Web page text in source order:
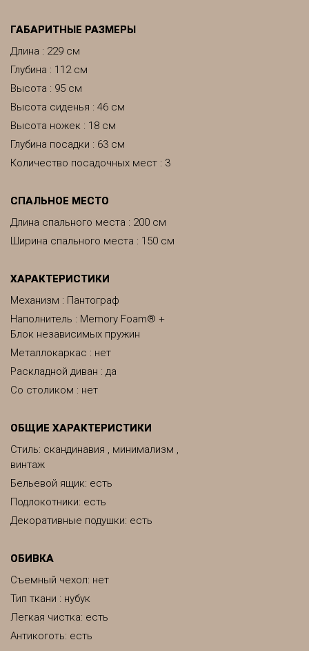
ГАБАРИТНЫЕ РАЗМЕРЫ
Длина : 229 см
Глубина : 112 см
Высота : 95 см
Высота сиденья : 46 см
Высота ножек : 18 см
Глубина посадки : 63 см
Количество посадочных мест : 3
CПАЛЬНОЕ МЕСТО
Длина спального места : 200 см
Ширина спального места : 150 см
ХАРАКТЕРИСТИКИ
Механизм : Пантограф
Наполнитель : Memory Foam® +
Блок независимых пружин
Металлокаркас : нет
Раскладной диван : да
Со столиком : нет
ОБЩИЕ ХАРАКТЕРИСТИКИ
Стиль: скандинавия , минимализм ,
винтаж
Бельевой ящик: есть
Подлокотники: есть
Декоративные подушки: есть
ОБИВКА
Съемный чехол: нет
Тип ткани : нубук
Легкая чистка: есть
Антикоготь: есть